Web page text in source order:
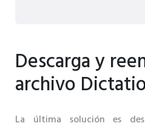
Descarga y
archivo
La última solución es